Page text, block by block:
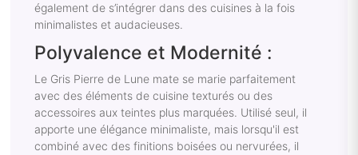
également de s’intégrer dans des cuisines à la fois
minimalistes et audacieuses.
Polyvalence et Modernité :
Le Gris Pierre de Lune mate se marie parfaitement
avec des éléments de cuisine texturés ou des
accessoires aux teintes plus marquées. Utilisé seul, il
apporte une élégance minimaliste, mais lorsqu'il est
combiné avec des finitions boisées ou nervurées, il